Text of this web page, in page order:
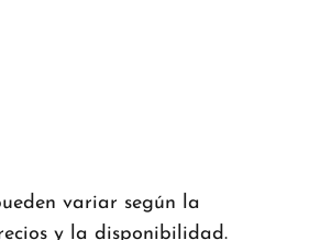
variar según la
y la disponibilidad.